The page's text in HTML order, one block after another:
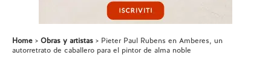
Home Obras y artistas
Pieter Paul Rubens en Amberes, un
autorretrato de caballero para el pintor de alma noble